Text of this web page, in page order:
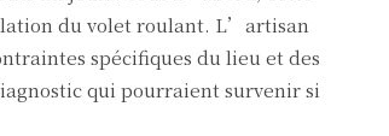
du volet roulant. L’artisan
spécifiques du lieu et des
qui pourraient survenir si